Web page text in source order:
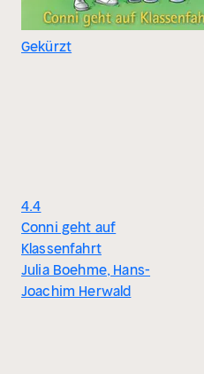
Gekürzt
4.4
Conni geht auf
Klassenfahrt
Julia Boehme, Hans-
Joachim Herwald